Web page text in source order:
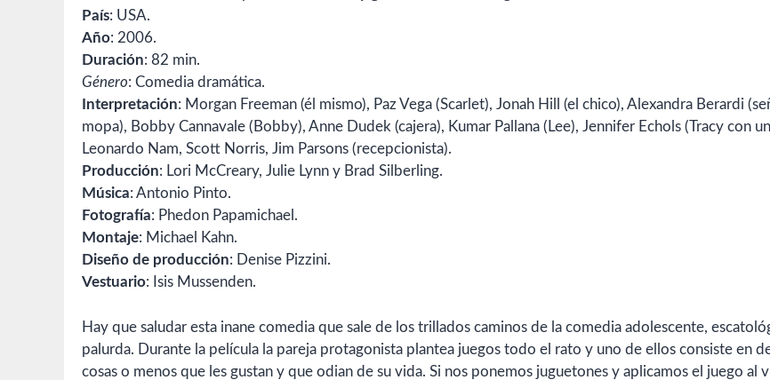
País: USA.
Año: 2006.
Duración: 82 min.
Género: Comedia dramática.
Interpretación: Morgan Freeman (él mismo), Paz Vega (Scarlet), Jonah Hill (el chico), Alexandra Berardi
mopa), Bobby Cannavale (Bobby), Anne Dudek (cajera), Kumar Pallana (Lee), Jennifer Echols (Tracy con
Leonardo Nam, Scott Norris, Jim Parsons (recepcionista).
Producción: Lori McCreary, Julie Lynn y Brad Silberling.
Música: Antonio Pinto.
Fotografía: Phedon Papamichael.
Montaje: Michael Kahn.
Diseño de producción: Denise Pizzini.
Vestuario: Isis Mussenden.
Hay que saludar esta inane comedia que sale de los trillados caminos de la comedia adolescente,
palurda. Durante la película la pareja protagonista plantea juegos todo el rato y uno de ellos consiste en
cosas o menos que les gustan y que odian de su vida. Si nos ponemos juguetones y aplicamos el juego al